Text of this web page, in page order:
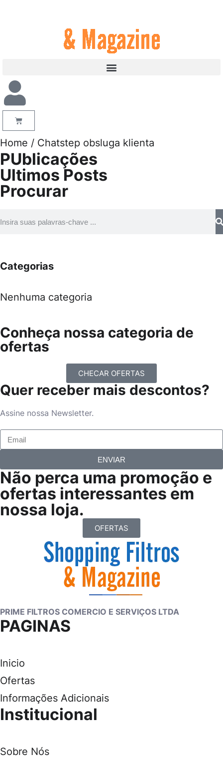
Home / Chatstep obsluga klienta
PUblicações
Ultimos Posts
Procurar
Categorias
Nenhuma categoria
Conheça nossa categoria de
ofertas
CHECAR OFERTAS
Quer receber mais descontos?
Assine nossa Newsletter.
ENVIAR
Não perca uma promoção e
ofertas interessantes em
nossa loja.
OFERTAS
PRIME FILTROS COMERCIO E SERVIÇOS LTDA
PAGINAS
Inicio
Ofertas
Informações Adicionais
Institucional
Sobre Nós